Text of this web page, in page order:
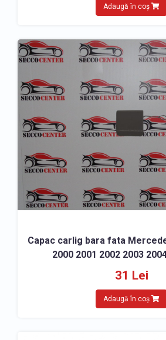
Adaugă în coș
Capac carlig bara fata
2000 2001 2002 2003
31 Lei
Adaugă în coș